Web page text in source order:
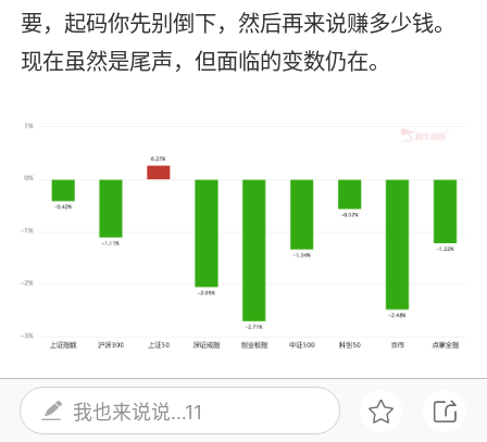
要，起码你先别倒下，然后再来说赚多少钱。
现在虽然是尾声，但面临的变数仍在。
周二晚上美股又跌了，科技股跌得还比较多。
我也来说说…11